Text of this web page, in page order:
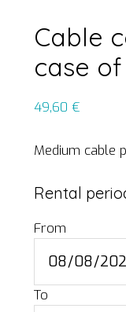
Cable
case of
49,60 €
Medium cable
Rental
From
To